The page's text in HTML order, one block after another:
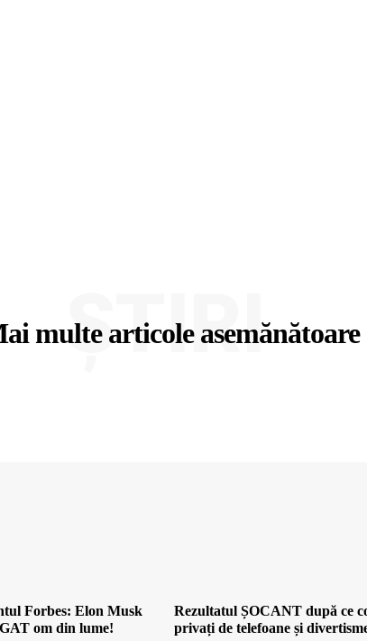
multe articole asemănătoare
ȘTIRI
Forbes: Elon Musk
om din lume!
Rezultatul ȘOCANT după ce
privați de telefoane și